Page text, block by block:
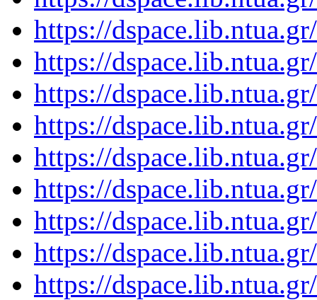
https://
https://
https://
https://
https://
https://
https://
https://
https://